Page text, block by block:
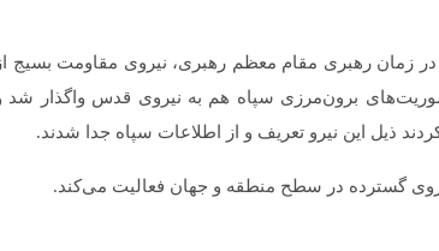
زمان رهبری مقام معظم رهبری، نیروی مقاومت بسیج
برون­‌مرزی سپاه هم به نیروی قدس واگذار شد
ذیل این نیرو تعریف و از اطلاعات سپاه جدا شدند.
گسترده در سطح منطقه و جهان فعالیت می­‌کند.